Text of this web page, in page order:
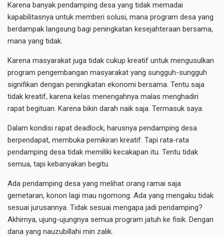
Karena banyak pendamping desa yang tidak memadai
kapabilitasnya untuk memberi solusi, mana program desa yang
berdampak langsung bagi peningkatan kesejahteraan bersama,
mana yang tidak.
Karena masyarakat juga tidak cukup kreatif untuk mengusulkan
program pengembangan masyarakat yang sungguh-sungguh
signifikan dengan peningkatan ekonomi bersama. Tentu saja
tidak kreatif, karena kelas menengahnya malas menghadiri
rapat begituan. Karena bikin darah naik saja. Termasuk saya.
Dalam kondisi rapat deadlock, harusnya pendamping desa
berpendapat, membuka pemikiran kreatif. Tapi rata-rata
pendamping desa tidak memiliki kecakapan itu. Tentu tidak
semua, tapi kebanyakan begitu.
Ada pendamping desa yang melihat orang ramai saja
gemetaran, konon lagi mau ngomong. Ada yang mengaku tidak
sesuai jurusannya. Tidak sesuai mengapa jadi pendamping?
Akhirnya, ujung-ujungnya semua program jatuh ke fisik. Dengan
dana yang nauzubillahi min zalik.